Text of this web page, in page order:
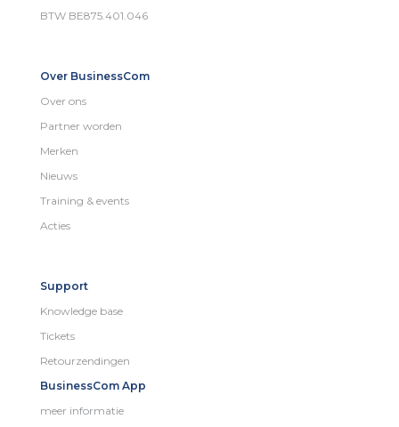
BTW BE875.401.046
Over BusinessCom
Over ons
Partner worden
Merken
Nieuws
Training & events
Acties
Support
Knowledge base
Tickets
Retourzendingen
BusinessCom App
meer informatie